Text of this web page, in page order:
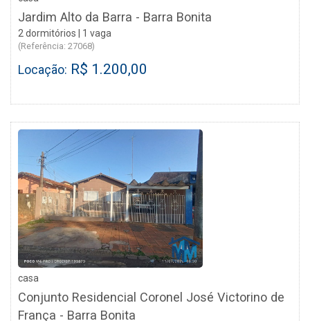
Jardim Alto da Barra - Barra Bonita
2 dormitórios | 1 vaga
(Referência: 27068)
Locação: R$ 1.200,00
casa
Conjunto Residencial Coronel José Victorino de
França - Barra Bonita